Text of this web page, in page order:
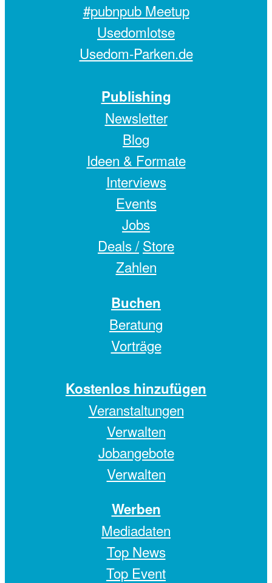
#pubnpub Meetup
Usedomlotse
Usedom-Parken.de
Publishing
Newsletter
Blog
Ideen & Formate
Interviews
Events
Jobs
Deals / Store
Zahlen
Buchen
Beratung
Vorträge
Kostenlos hinzufügen
Veranstaltungen
Verwalten
Jobangebote
Verwalten
Werben
Mediadaten
Top News
Top Event